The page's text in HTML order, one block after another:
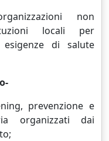
non
locali per
di salute
prevenzione e
organizzati dai